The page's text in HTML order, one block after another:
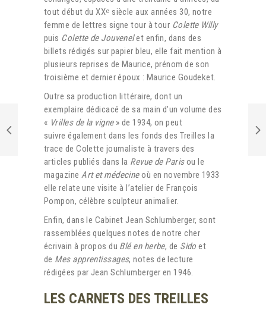
tout début du XXe siècle aux années 30, notre
femme de lettres signe tour à tour Colette Willy
puis Colette de Jouvenelet enfin, dans des
billets rédigés sur papier bleu, elle fait mention à
plusieurs reprises de Maurice, prénom de son
troisième et dernier époux : Maurice Goudeket.
Outre sa production littéraire, dont un
exemplaire dédicacé de sa main d’un volume des
« Vrilles de la vigne» de 1934, on peut
suivre également dans les fonds des Treilles la
trace de Colette journaliste à travers des
articles publiés dans la Revue de Parisou le
magazineArt et médecineoù en novembre 1933
elle relate une visite à l’atelier de François
Pompon, célèbre sculpteur animalier.
Enfin, dans le Cabinet Jean Schlumberger, sont
rassemblées quelques notes de notre cher
écrivain à propos du Blé en herbe, de Sido et
de Mes apprentissages, notes de lecture
rédigées par Jean Schlumberger en 1946.
LES CARNETS DES TREILLES